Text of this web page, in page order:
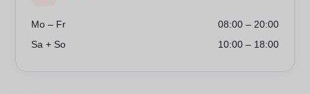
Mo – Fr
08:00 – 20:00
Sa + So
10:00 – 18:00